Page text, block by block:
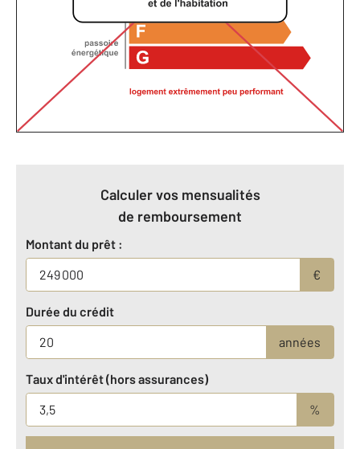
Calculer vos mensualités
de remboursement
Montant du prêt :
€
Durée du crédit
années
Taux d'intérêt (hors assurances)
%